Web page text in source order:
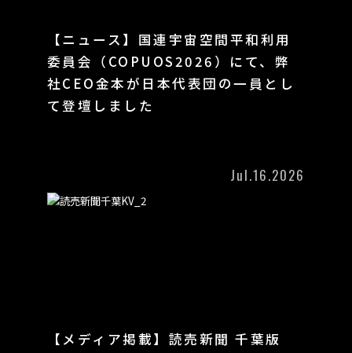
【ニュース】国連宇宙空間平和利用
委員会（COPUOS2026）にて、弊
社CEO金本が日本代表団の一員とし
て登壇しました
Jul.16.2026
【メディア掲載】読売新聞 千葉版